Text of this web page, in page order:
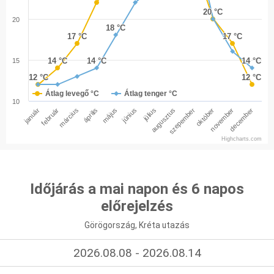
12 °C
12 °C
14 °C
14 °C
17 °C
17 °C
20 °C
20 °C
17 °C
17 °C
12 °C
12 °C
14 °C
14 °C
18 °C
18 °C
14 °C
14 °C
Átlag levegő °C Átlag tenger °C
januárfebruármárcius április május június júliusaugusztusszepemberoktóbernovemberdecember
10
15
20
Highcharts.com
Időjárás a mai napon és 6 napos
előrejelzés
Görögország, Kréta utazás
2026.08.08 - 2026.08.14